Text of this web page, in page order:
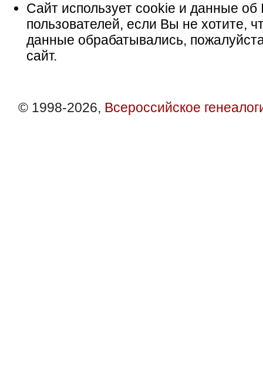
Сайт использует cookie и данные об
пользователей, если Вы не хотите,
данные обрабатывались,
сайт.
© 1998-2026, Всероссийское